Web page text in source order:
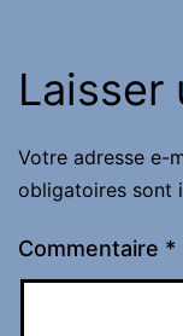
Laisser
Votre adresse e-
obligatoires sont
Commentaire *